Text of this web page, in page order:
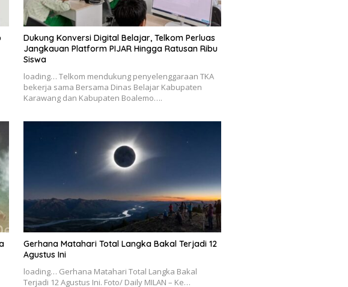
Dukung Konversi Digital Belajar, Telkom Perluas
Jangkauan Platform PIJAR Hingga Ratusan Ribu
Siswa
loading… Telkom mendukung penyelenggaraan TKA
bekerja sama Bersama Dinas Belajar Kabupaten
Karawang dan Kabupaten Boalemo….
Gerhana Matahari Total Langka Bakal Terjadi 12
Agustus Ini
loading… Gerhana Matahari Total Langka Bakal
Terjadi 12 Agustus Ini. Foto/ Daily MILAN – Ke…